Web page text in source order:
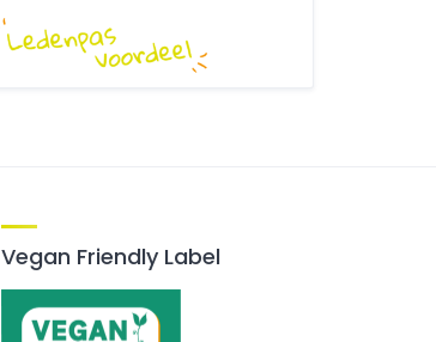
Vegan Friendly Label